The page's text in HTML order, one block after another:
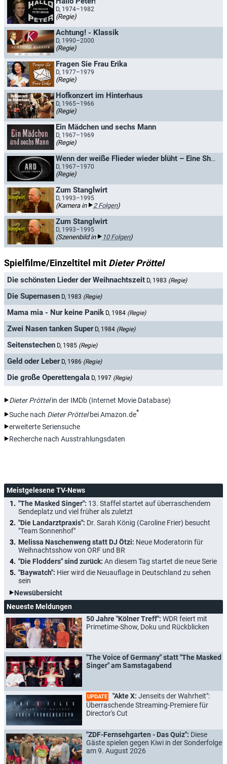
D, 1974–1982
(Regie)
Achtung! - Klassik
D, 1990–2000
(Regie)
Fragen Sie Frau Erika
D, 1977–1979
(Regie)
Hofkonzert im Hinterhaus
D, 1965–1966
(Regie)
Ein Mädchen und sechs Mann
D, 1967–1969
(Regie)
Wenn der weiße Flieder wieder blüht – Eine Show zum 1. Mai
D, 1967–1970
(Regie)
Zum Stanglwirt
D, 1993–1995
(Kamera in 2 Folgen)
Zum Stanglwirt
D, 1993–1995
(Szenenbild in 10 Folgen)
Spielfilme/Einzeltitel mit Dieter Pröttel
Die schönsten Lieder der Weihnachtszeit D, 1983 (Regie)
Die Supernasen D, 1983 (Regie)
Mama mia - Nur keine Panik D, 1984 (Regie)
Zwei Nasen tanken Super D, 1984 (Regie)
Seitenstechen D, 1985 (Regie)
Geld oder Leber D, 1986 (Regie)
Die große Operettengala D, 1997 (Regie)
Dieter Pröttelin der IMDb (Internet Movie Database)
Suche nach Dieter Pröttelbei Amazon.de*
erweiterte Seriensuche
Recherche nach Ausstrahlungsdaten
Meistgelesene TV-News
"The Masked Singer": 13. Staffel startet auf überraschendem
Sendeplatz und viel früher als zuletzt
"Die Landarztpraxis": Dr. Sarah König (Caroline Frier) besucht
"Team Sonnenhof"
Melissa Naschenweng statt DJ Ötzi: Neue Moderatorin für
Weihnachtsshow von ORF und BR
"Die Flodders" sind zurück: An diesem Tag startet die neue Serie
"Baywatch": Hier wird die Neuauflage in Deutschland zu sehen
sein
Newsübersicht
Neueste Meldungen
50 Jahre "Kölner Treff": WDR feiert mit
Primetime-Show, Doku und Rückblicken
"The Voice of Germany" statt "The Masked
Singer" am Samstagabend
UPDATE "Akte X: Jenseits der Wahrheit":
Überraschende Streaming-Premiere für
Director's Cut
"ZDF-Fernsehgarten - Das Quiz": Diese
Gäste spielen gegen Kiwi in der Sonderfolge
am 9. August 2026